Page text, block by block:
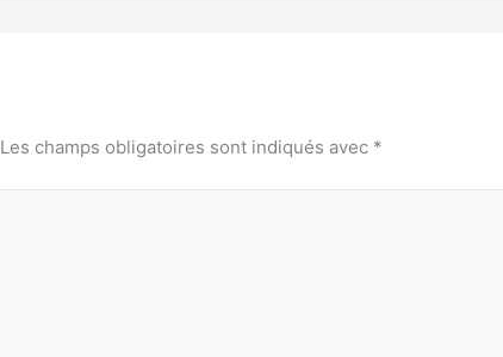
Les champs obligatoires sont indiqués avec *